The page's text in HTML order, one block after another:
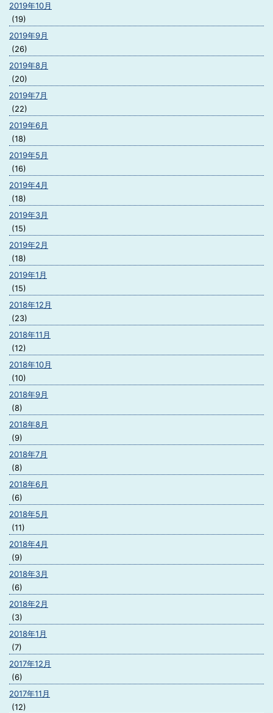
2019年10月
(19)
2019年9月
(26)
2019年8月
(20)
2019年7月
(22)
2019年6月
(18)
2019年5月
(16)
2019年4月
(18)
2019年3月
(15)
2019年2月
(18)
2019年1月
(15)
2018年12月
(23)
2018年11月
(12)
2018年10月
(10)
2018年9月
(8)
2018年8月
(9)
2018年7月
(8)
2018年6月
(6)
2018年5月
(11)
2018年4月
(9)
2018年3月
(6)
2018年2月
(3)
2018年1月
(7)
2017年12月
(6)
2017年11月
(12)